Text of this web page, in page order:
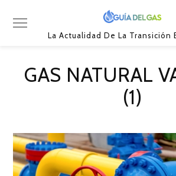
La Actualidad De La Transición
GAS NATURAL
(1)